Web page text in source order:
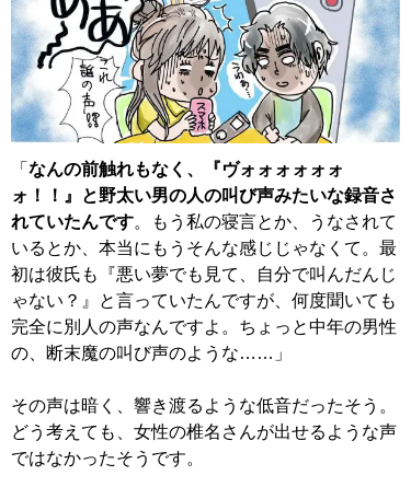
「 なんの前触れもなく、『ヴォォォォォォ
ォ！！』と野太い男の人の叫び声みたいな録音さ
れていたんです。もう私の寝言とか、うなされて
いるとか、本当にもうそんな感じじゃなくて。最
初は彼氏も『悪い夢でも見て、自分で叫んだんじ
ゃない？』と言っていたんですが、何度聞いても
完全に別人の声なんですよ。ちょっと中年の男性
の、断末魔の叫び声のような……」
その声は暗く、響き渡るような低音だったそう。
どう考えても、女性の椎名さんが出せるような声
ではなかったそうです。